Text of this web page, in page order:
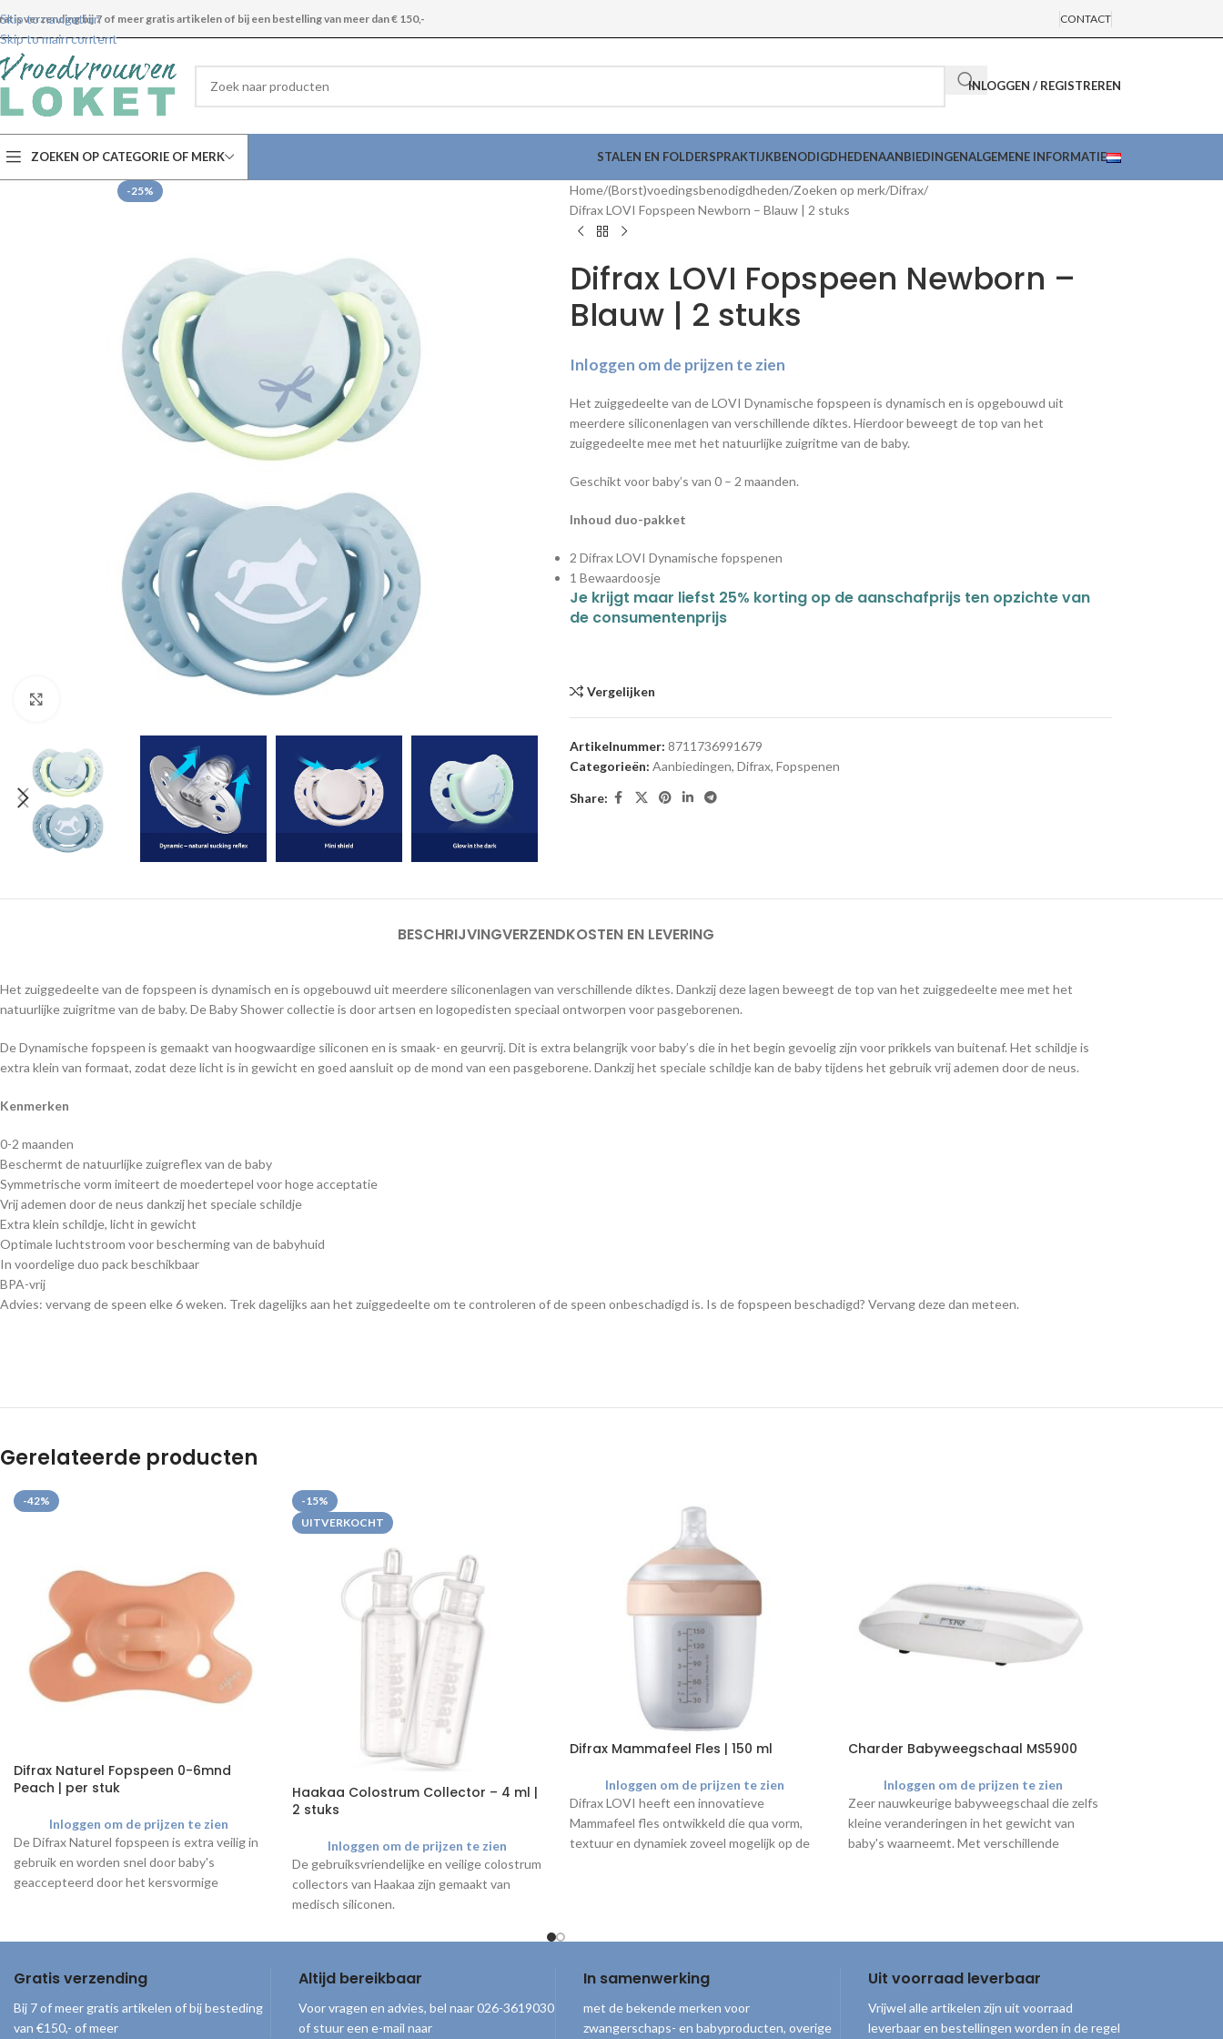
Skip to navigation
Skip to main content
verzending bij 7 of meer gratis artikelen of bij een bestelling van meer dan € 150,- CONTACT
INLOGGEN / REGISTREREN
ZOEKEN OP CATEGORIE OF MERK STALEN EN FOLDERSPRAKTIJKBENODIGDHEDENAANBIEDINGENALGEMENE INFORMATIE
-25% Home (Borst)voedingsbenodigdheden Zoeken op merk Difrax
Difrax LOVI Fopspeen Newborn – Blauw | 2 stuks
Difrax LOVI Fopspeen Newborn –
Blauw | 2 stuks
Inloggen om de prijzen te zien
Het zuiggedeelte van de LOVI Dynamische fopspeen is dynamisch en is opgebouwd uit
meerdere siliconenlagen van verschillende diktes. Hierdoor beweegt de top van het
zuiggedeelte mee met het natuurlijke zuigritme van de baby.
Geschikt voor baby’s van 0 – 2 maanden.
Inhoud duo-pakket
2 Difrax LOVI Dynamische fopspenen
1 Bewaardoosje
Je krijgt maar liefst 25% korting op de aanschafprijs ten opzichte van
de consumentenprijs
Vergelijken
Artikelnummer: 8711736991679
Categorieën: Aanbiedingen, Difrax, Fopspenen
Share:
BESCHRIJVINGVERZENDKOSTEN EN LEVERING
Het zuiggedeelte van de fopspeen is dynamisch en is opgebouwd uit meerdere siliconenlagen van verschillende diktes. Dankzij deze lagen beweegt de top van het zuiggedeelte mee met het
natuurlijke zuigritme van de baby. De Baby Shower collectie is door artsen en logopedisten speciaal ontworpen voor pasgeborenen.
De Dynamische fopspeen is gemaakt van hoogwaardige siliconen en is smaak- en geurvrij. Dit is extra belangrijk voor baby’s die in het begin gevoelig zijn voor prikkels van buitenaf. Het schildje is
extra klein van formaat, zodat deze licht is in gewicht en goed aansluit op de mond van een pasgeborene. Dankzij het speciale schildje kan de baby tijdens het gebruik vrij ademen door de neus.
Kenmerken
0-2 maanden
Beschermt de natuurlijke zuigreflex van de baby
Symmetrische vorm imiteert de moedertepel voor hoge acceptatie
Vrij ademen door de neus dankzij het speciale schildje
Extra klein schildje, licht in gewicht
Optimale luchtstroom voor bescherming van de babyhuid
In voordelige duo pack beschikbaar
BPA-vrij
Advies: vervang de speen elke 6 weken. Trek dagelijks aan het zuiggedeelte om te controleren of de speen onbeschadigd is. Is de fopspeen beschadigd? Vervang deze dan meteen.
Gerelateerde producten
-42%
Difrax Naturel Fopspeen 0-6mnd
Peach | per stuk
Inloggen om de prijzen te zien
De Difrax Naturel fopspeen is extra veilig in
gebruik en worden snel door baby's
geaccepteerd door het kersvormige
Je krijgt maar liefst 25% korting
van de consumentenprijs
-15%
UITVERKOCHT
Haakaa Colostrum Collector – 4 ml |
2 stuks
Inloggen om de prijzen te zien
De gebruiksvriendelijke en veilige colostrum
collectors van Haakaa zijn gemaakt van
medisch siliconen.
Difrax Mammafeel Fles | 150 ml
Inloggen om de prijzen te zien
Difrax LOVI heeft een innovatieve
Mammafeel fles ontwikkeld die qua vorm,
textuur en dynamiek zoveel mogelijk op de
op de aanschafprijs ten opzichte
flessenspeen, speciaal geschikt voor
pasgeboren baby’s.
Charder Babyweegschaal MS5900
Inloggen om de prijzen te zien
Zeer nauwkeurige babyweegschaal die zelfs
kleine veranderingen in het gewicht van
baby's waarneemt. Met verschillende
Gratis verzending
Bij 7 of meer gratis artikelen of bij besteding
van €150,- of meer
Altijd bereikbaar
Voor vragen en advies, bel naar 026-3619030
of stuur een e-mail naar
In samenwerking
met de bekende merken voor
zwangerschaps- en babyproducten, overige
Uit voorraad leverbaar
Vrijwel alle artikelen zijn uit voorraad
leverbaar en bestellingen worden in de regel